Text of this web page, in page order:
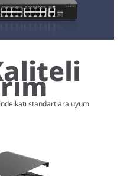
katı standartlara uyum